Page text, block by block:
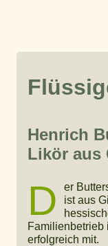
Henrich
Likör aus
D
er
ist aus
Familienbetrieb
erfolgreich mit.